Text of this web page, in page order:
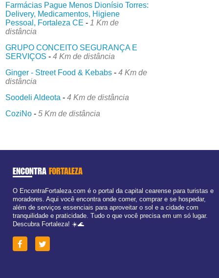
Farmácias Pague Menos Dionísio Torres:
Delivery, Medicamentos, Higiene
Pessoal, Fortaleza CE - 1 Km de
distância
GRUPO CONCEITO SEGURANÇA E
SERVIÇOS -4 Km de distância
Ginger - Street Food & Kebabs -4 Km de
distância
Soodeli Aldeota -4 Km de distância
CoziNo -5 Km de distância
ENCONTRA FORTALEZA
O EncontraFortaleza.com é o portal da capital cearense para turistas e
moradores. Aqui você encontra onde comer, comprar e se hospedar,
além de serviços essenciais para aproveitar o sol e a cidade com
tranquilidade e praticidade. Tudo o que você precisa em um só lugar.
Descubra Fortaleza! ☀️🌊